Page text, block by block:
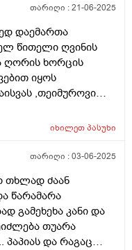
ქრება როცა ასე ვარ
რასაც არ ვჭამ,
და როცა ავღადგენ
თითქოს
და იქნებ
ვფიქრობ,
პრობლემა იყოს
უფრო შეტევები
იყოს ამის
კიბოს გავდა და
ისეთს არ ვჭამ
თარიღი :21-06-2025
დაემართა
წითელი ღვინის
ღორის ხორცის
იყოს
,თეიმუროვი
იხმაროს
იხილეთპასუხი
თარიღი :03-06-2025
თხლად ძაან
წარამარა
გამეხეხა კანი და
თუარა
პაპიას და რაგაც